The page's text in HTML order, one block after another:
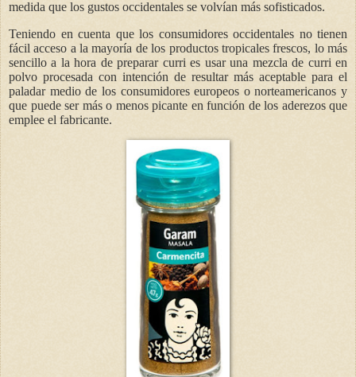
medida que los gustos occidentales se volvían más sofisticados.
Teniendo en cuenta que los consumidores occidentales no tienen
fácil acceso a la mayoría de los productos tropicales frescos, lo más
sencillo a la hora de preparar curri es usar una mezcla de curri en
polvo procesada con intención de resultar más aceptable para el
paladar medio de los consumidores europeos o norteamericanos y
que puede ser más o menos picante en función de los aderezos que
emplee el fabricante.